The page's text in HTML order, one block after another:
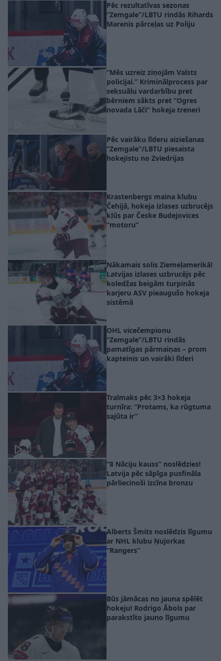
Pēc rezultatīvas sezonas
“Zemgale”/LBTU rindās Rihards
Marenis pārceļas uz Poliju
“Mēs uzreiz ziņojām Valsts
policijai.” Kriminālprocess par
seksuālu vardarbību pret
bērniem sākts pret “Ogres
novada Lāči” hokeja treneri
Pēc vairāku līderu aiziešanas
“Zemgale”/LBTU piesaista
hokejistu no Zviedrijas
Krastenbergs maina klubu
Čehijā, hokeja izlases uzbrucējs
kļūs par Česke Budejovices
“motoru”
Nākamais solis Ziemeļamerikā!
Latvijas izlases uzbrucējs pēc
koledžas beigām turpinās
karjeru ASV pieaugušo hokeja
sistēmā
OHL vicečempionu
“Zemgale”/LBTU rindās
pamatīgas pārmaiņas – prom
kapteinis un vairāki līderi
Tralmaks pēc 3×3 hokeja
turnīra: “Protams, ka rūgtuma
sajūta ir”
“8 Nāciju kauss” noslēdzies!
Latvija pēc sāpīga pusfināla
pārliecinoši izcīna bronzu
Alberts Šmits noslēdzis līgumu
ar NHL klubu Ņujorkas
“Rangers”
Būs jāmācas no jauna spēlēt
hokeju! Rodrigo Ābols par
parakstīto jauno līgumu